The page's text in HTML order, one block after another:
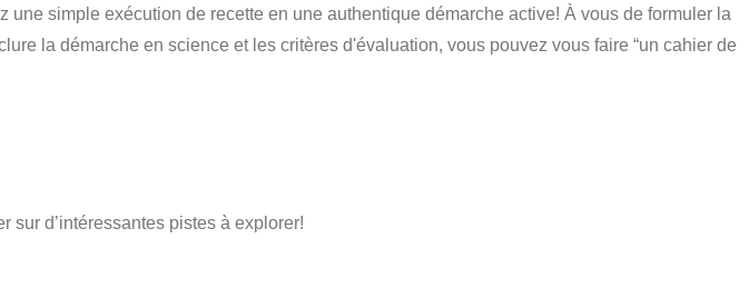
simple exécution de recette en une authentique démarche active! À vous de formuler la
la démarche en science et les critères d'évaluation, vous pouvez vous faire “un cahier de
sur d’intéressantes pistes à explorer!